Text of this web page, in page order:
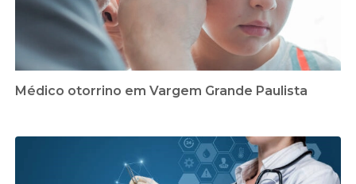
Médico otorrino em Vargem Grande Paulista